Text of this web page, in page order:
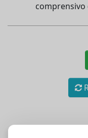
comprensivo